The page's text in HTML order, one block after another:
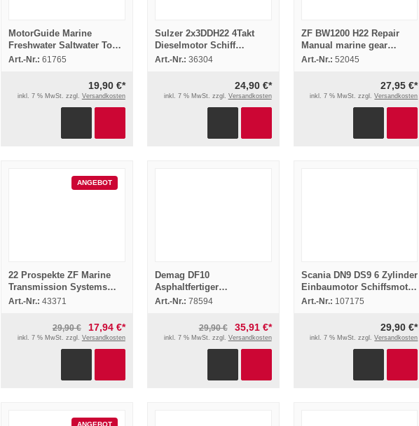
MotorGuide Marine
Freshwater Saltwater Tour
ES Betriebsanleitung
Art.-Nr.: 61765
19,90 €*
inkl. 7 % MwSt. zzgl. Versandkosten
Sulzer 2x3DDH22 4Takt
Dieselmotor Schiff
Ersatzteilliste 1942
Art.-Nr.: 36304
24,90 €*
inkl. 7 % MwSt. zzgl. Versandkosten
ZF BW1200 H22 Repair
Manual marine gear
maintenance 1968
Art.-Nr.: 52045
27,95 €*
inkl. 7 % MwSt. zzgl.Versandkosten
ANGEBOT
22 Prospekte ZF Marine
Transmission Systems
technical data 1995
Art.-Nr.: 43371
29,90 € 17,94 €*
inkl. 7 % MwSt. zzgl. Versandkosten
Demag DF10
Asphaltfertiger
Ersatzteilliste
Art.-Nr.: 78594
29,90 € 35,91 €*
inkl. 7 % MwSt. zzgl. Versandkosten
Scania DN9 DS9 6 Zylinder
Einbaumotor Schiffsmotor
Betriebsanleitung 1992
Art.-Nr.: 107175
29,90 €*
inkl. 7 % MwSt. zzgl.Versandkosten